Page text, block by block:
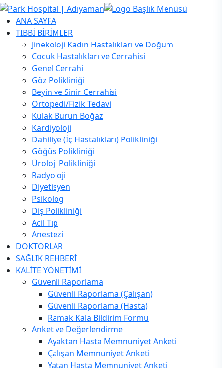
ANA SAYFA
TIBBİ BİRİMLER
Jinekoloji Kadın Hastalıkları ve Doğum
Cocuk Hastalıkları ve Cerrahisi
Genel Cerrahi
Göz Polikliniği
Beyin ve Sinir Cerrahisi
Ortopedi/Fizik Tedavi
Kulak Burun Boğaz
Kardiyoloji
Dahiliye (İç Hastalıkları) Polikliniği
Göğüs Polikliniği
Üroloji Polikliniği
Radyoloji
Diyetisyen
Psikolog
Diş Polikliniği
Acil Tıp
Anestezi
DOKTORLAR
SAĞLIK REHBERİ
KALİTE YÖNETİMİ
Güvenli Raporlama
Güvenli Raporlama (Çalışan)
Güvenli Raporlama (Hasta)
Ramak Kala Bildirim Formu
Anket ve Değerlendirme
Ayaktan Hasta Memnuniyet Anketi
Çalışan Memnuniyet Anketi
Yatan Hasta Memnuniyet Anketi